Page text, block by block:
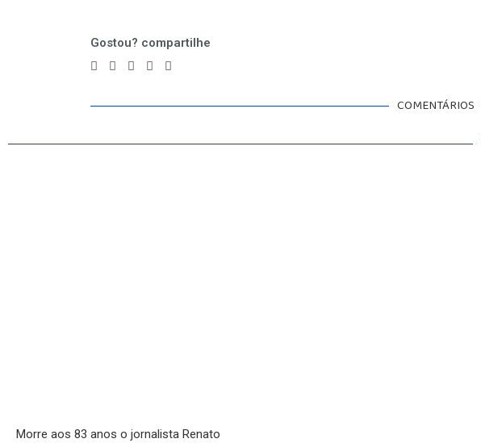
Gostou? compartilhe
COMENTÁRIOS
Morre aos 83 anos o jornalista Renato